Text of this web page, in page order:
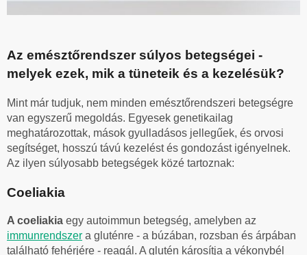
Az emésztőrendszer súlyos betegségei -
melyek ezek, mik a tüneteik és a kezelésük?
Mint már tudjuk, nem minden emésztőrendszeri betegségre
van egyszerű megoldás. Egyesek genetikailag
meghatározottak, mások gyulladásos jellegűek, és orvosi
segítséget, hosszú távú kezelést és gondozást igényelnek.
Az ilyen súlyosabb betegségek közé tartoznak:
Coeliakia
A coeliakia egy autoimmun betegség, amelyben az
immunrendszer a gluténre - a búzában, rozsban és árpában
található fehérjére - reagál. A glutén károsítja a vékonybél